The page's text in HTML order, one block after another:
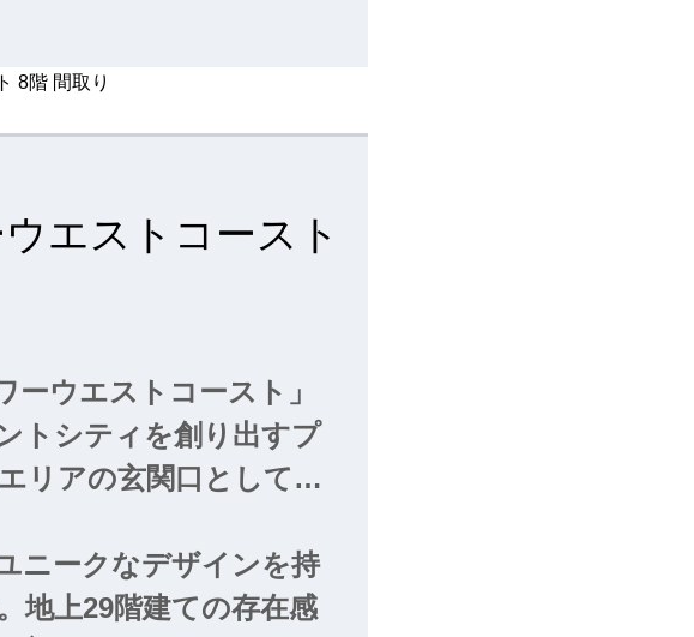
エストコースト
ウエストコースト」
トシティを創り出すプ
リアの玄関口として注
、このタワーは大阪の
一望できる位置に立地
ニークなデザインを持
地上29階建ての存在感